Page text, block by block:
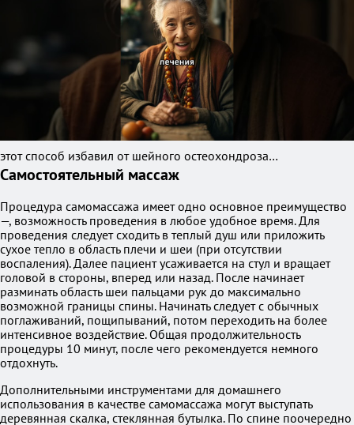
этот способ избавил от шейного остеохондроза…
Самостоятельный массаж
Процедура самомассажа имеет одно основное преимущество
—, возможность проведения в любое удобное время. Для
проведения следует сходить в теплый душ или приложить
сухое тепло в область плечи и шеи (при отсутствии
воспаления). Далее пациент усаживается на стул и вращает
головой в стороны, вперед или назад. После начинает
разминать область шеи пальцами рук до максимально
возможной границы спины. Начинать следует с обычных
поглаживаний, пощипываний, потом переходить на более
интенсивное воздействие. Общая продолжительность
процедуры 10 минут, после чего рекомендуется немного
отдохнуть.
Дополнительными инструментами для домашнего
использования в качестве самомассажа могут выступать
деревянная скалка, стеклянная бутылка. По спине поочередно